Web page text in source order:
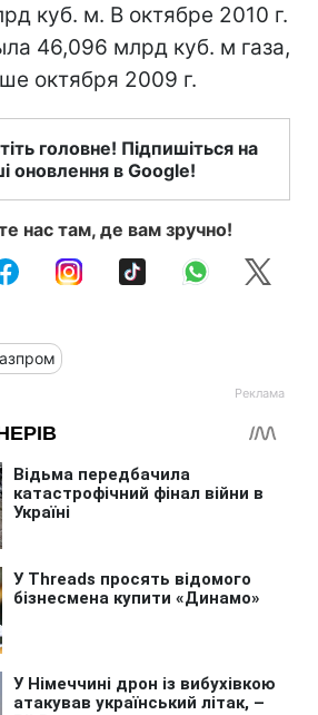
куб. м. В октябре 2010 г.
46,096 млрд куб. м газа,
октября 2009 г.
головне! Підпишіться на
оновлення в Google!
нас там, де вам зручно!